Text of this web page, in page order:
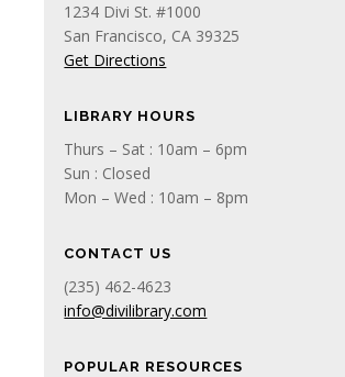
1234 Divi St. #1000
San Francisco, CA 39325
Get Directions
LIBRARY HOURS
Thurs – Sat : 10am – 6pm
Sun : Closed
Mon – Wed : 10am – 8pm
CONTACT US
(235) 462-4623
info@divilibrary.com
POPULAR RESOURCES